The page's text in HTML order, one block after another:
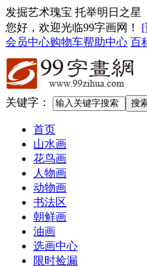
发掘艺术瑰宝 托举明日之星
您好，欢迎光临99字画网 ！ [
会员中心购物车帮助中心 百
关键字：
首页
山水画
花鸟画
人物画
动物画
书法区
朝鲜画
油画
选画中心
限时捡漏